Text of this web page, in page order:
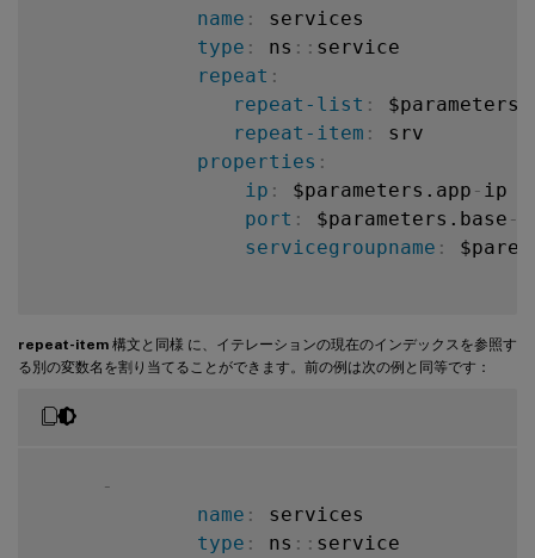
name :
services
type : ns : : service
repeat :
repeat-list :
repeat-item :
srv
properties :
ip : $parameters.app - ip
port : $parameters.base -
servicegroupname :
repeat-item 構文と同様 に、イテレーションの現在のインデックスを参照す
る別の変数名を割り当てることができます。前の例は次の例と同等です：
-
name :
services
type : ns : : service